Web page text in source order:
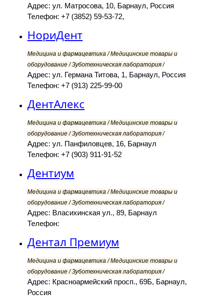
Адрес: ул. Матросова, 10, Барнаул, Россия
Телефон: +7 (3852) 59-53-72,
НориДент
Медицина и фармацевтика / Медицинские товары и
оборудование / Зуботехническая лаборатория /
Адрес: ул. Германа Титова, 1, Барнаул, Россия
Телефон: +7 (913) 225-99-00
ДентАлекс
Медицина и фармацевтика / Медицинские товары и
оборудование / Зуботехническая лаборатория /
Адрес: ул. Панфиловцев, 16, Барнаул
Телефон: +7 (903) 911-91-52
Дентиум
Медицина и фармацевтика / Медицинские товары и
оборудование / Зуботехническая лаборатория /
Адрес: Власихинская ул., 89, Барнаул
Телефон:
Дентал Премиум
Медицина и фармацевтика / Медицинские товары и
оборудование / Зуботехническая лаборатория /
Адрес: Красноармейский просп., 69Б, Барнаул,
Россия